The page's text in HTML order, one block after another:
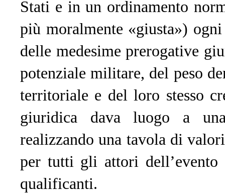
Stati e in un ordinamento
più moralmente «giusta»)
delle medesime prerogative
potenziale militare, del peso
territoriale e del loro stesso
giuridica dava luogo a
realizzando una tavola di
per tutti gli attori
qualificanti.